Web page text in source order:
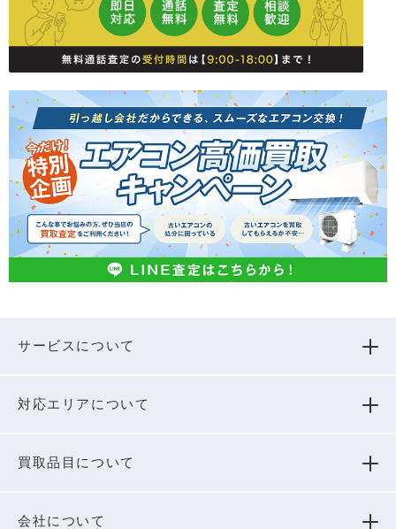
サービスについて
対応エリアについて
買取品⽬について
会社について